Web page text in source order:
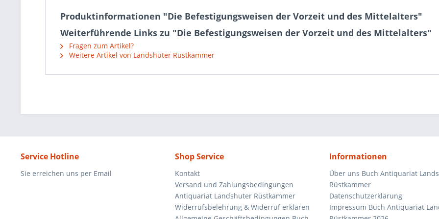
Produktinformationen "Die Befestigungsweisen der Vorzeit und des Mittelalters"
Weiterführende Links zu "Die Befestigungsweisen der Vorzeit und des Mittelalters"
Fragen zum Artikel?
Weitere Artikel von Landshuter Rüstkammer
Service Hotline
Sie erreichen uns per Email
Shop Service
Kontakt
Versand und Zahlungsbedingungen
Antiquariat Landshuter Rüstkammer
Widerrufsbelehrung & Widerruf erklären
Informationen
Über uns Buch Antiquariat
Rüstkammer
Datenschutzerklärung
Impressum Buch Antiquariat